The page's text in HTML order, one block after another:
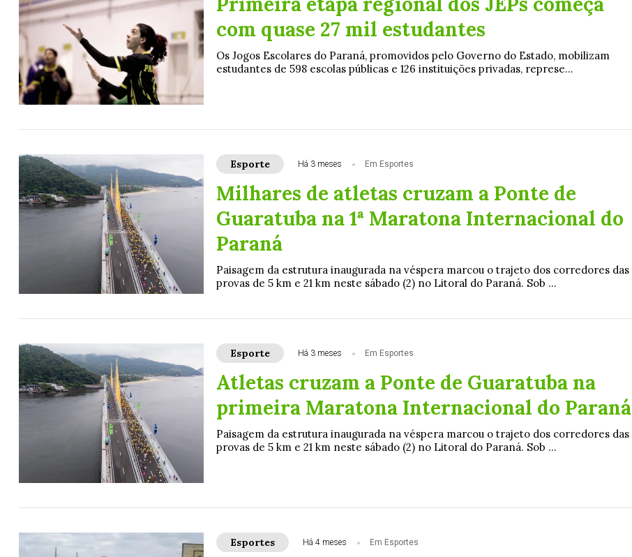
com quase 27 mil estudantes
Os Jogos Escolares do Paraná, promovidos pelo Governo do Estado, mobilizam
estudantes de 598 escolas públicas e 126 instituições privadas, represe...
Esporte Há 3 meses Em Esportes
Milhares de atletas cruzam a Ponte de
Guaratuba na 1ª Maratona Internacional do
Paraná
Paisagem da estrutura inaugurada na véspera marcou o trajeto dos corredores das
provas de 5 km e 21 km neste sábado (2) no Litoral do Paraná. Sob ...
Esporte Há 3 meses Em Esportes
Atletas cruzam a Ponte de Guaratuba na
primeira Maratona Internacional do Paraná
Paisagem da estrutura inaugurada na véspera marcou o trajeto dos corredores das
provas de 5 km e 21 km neste sábado (2) no Litoral do Paraná. Sob ...
Esportes Há 4 meses Em Esportes